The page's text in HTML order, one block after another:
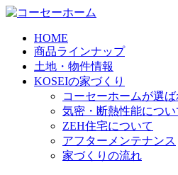
HOME
商品ラインナップ
土地・物件情報
KOSEIの家づくり
コーセーホームが選
気密・断熱性能につい
ZEH住宅について
アフターメンテナンス
家づくりの流れ